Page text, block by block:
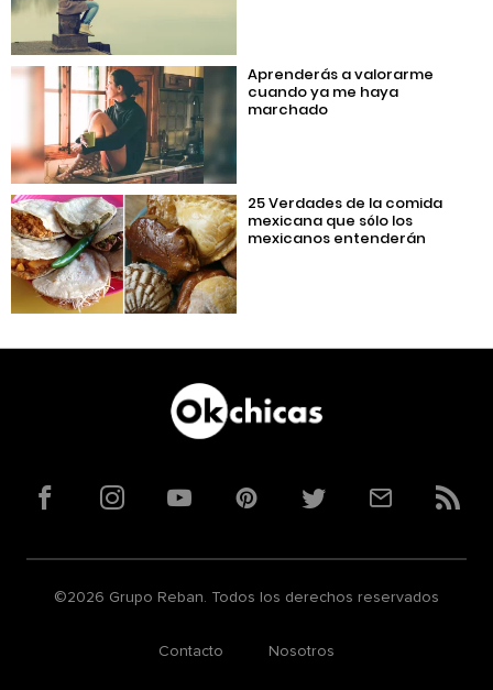
Aprenderás a valorarme
cuando ya me haya
marchado
25 Verdades de la comida
mexicana que sólo los
mexicanos entenderán
FacebookInstagramYouTubePinterestTwitterCorreoRSS
©2026 Grupo Reban. Todos los derechos reservados
Contacto Nosotros